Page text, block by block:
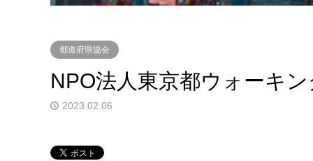
都道府県協会
NPO法人東京都ウォーキ
2023.02.06